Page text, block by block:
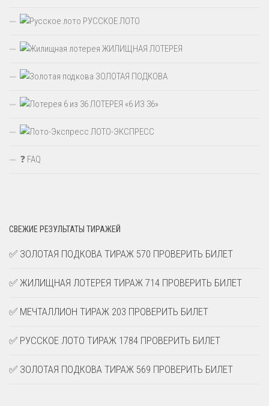
РУССКОЕ ЛОТО
ЖИЛИЩНАЯ ЛОТЕРЕЯ
ЗОЛОТАЯ ПОДКОВА
ЛОТЕРЕЯ «6 ИЗ 36»
ЛОТО-ЭКСПРЕСС
❓ FAQ
СВЕЖИЕ РЕЗУЛЬТАТЫ ТИРАЖЕЙ
✅ ЗОЛОТАЯ ПОДКОВА ТИРАЖ 570 ПРОВЕРИТЬ БИЛЕТ
✅ ЖИЛИЩНАЯ ЛОТЕРЕЯ ТИРАЖ 714 ПРОВЕРИТЬ БИЛЕТ
✅ МЕЧТАЛЛИОН ТИРАЖ 203 ПРОВЕРИТЬ БИЛЕТ
✅ РУССКОЕ ЛОТО ТИРАЖ 1784 ПРОВЕРИТЬ БИЛЕТ
✅ ЗОЛОТАЯ ПОДКОВА ТИРАЖ 569 ПРОВЕРИТЬ БИЛЕТ